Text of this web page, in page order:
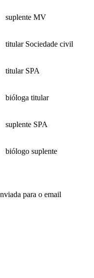
suplente MV
titular Sociedade civil
titular SPA
bióloga titular
suplente SPA
biólogo suplente
para o email